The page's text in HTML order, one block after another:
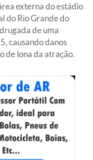
externa do estádio
do Rio Grande do
de uma
causando danos
de lona da atração.